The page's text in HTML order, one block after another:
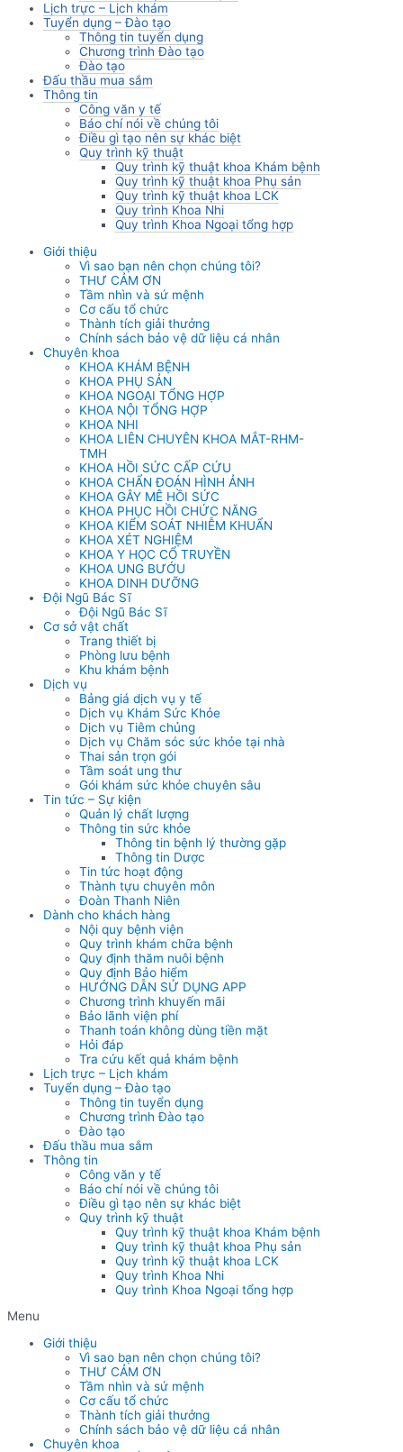
Lịch trực – Lịch khám
Tuyển dụng – Đào tạo
Thông tin tuyển dụng
Chương trình Đào tạo
Đào tạo
Đấu thầu mua sắm
Thông tin
Công văn y tế
Báo chí nói về chúng tôi
Điều gì tạo nên sự khác biệt
Quy trình kỹ thuật
Quy trình kỹ thuật khoa Khám bệnh
Quy trình kỹ thuật khoa Phụ sản
Quy trình kỹ thuật khoa LCK
Quy trình Khoa Nhi
Quy trình Khoa Ngoại tổng hợp
Giới thiệu
Vì sao bạn nên chọn chúng tôi?
THƯ CẢM ƠN
Tầm nhìn và sứ mệnh
Cơ cấu tổ chức
Thành tích giải thưởng
Chính sách bảo vệ dữ liệu cá nhân
Chuyên khoa
KHOA KHÁM BỆNH
KHOA PHỤ SẢN
KHOA NGOẠI TỔNG HỢP
KHOA NỘI TỔNG HỢP
KHOA NHI
KHOA LIÊN CHUYÊN KHOA MẮT-RHM-
TMH
KHOA HỒI SỨC CẤP CỨU
KHOA CHẨN ĐOÁN HÌNH ẢNH
KHOA GÂY MÊ HỒI SỨC
KHOA PHỤC HỒI CHỨC NĂNG
KHOA KIỂM SOÁT NHIỄM KHUẨN
KHOA XÉT NGHIỆM
KHOA Y HỌC CỔ TRUYỀN
KHOA UNG BƯỚU
KHOA DINH DƯỠNG
Đội Ngũ Bác Sĩ
Đội Ngũ Bác Sĩ
Cơ sở vật chất
Trang thiết bị
Phòng lưu bệnh
Khu khám bệnh
Dịch vụ
Bảng giá dịch vụ y tế
Dịch vụ Khám Sức Khỏe
Dịch vụ Tiêm chủng
Dịch vụ Chăm sóc sức khỏe tại nhà
Thai sản trọn gói
Tầm soát ung thư
Gói khám sức khỏe chuyên sâu
Tin tức – Sự kiện
Quản lý chất lượng
Thông tin sức khỏe
Thông tin bệnh lý thường gặp
Thông tin Dược
Tin tức hoạt động
Thành tựu chuyên môn
Đoàn Thanh Niên
Dành cho khách hàng
Nội quy bệnh viện
Quy trình khám chữa bệnh
Quy định thăm nuôi bệnh
Quy định Bảo hiểm
HƯỚNG DẪN SỬ DỤNG APP
Chương trình khuyến mãi
Bảo lãnh viện phí
Thanh toán không dùng tiền mặt
Hỏi đáp
Tra cứu kết quả khám bệnh
Lịch trực – Lịch khám
Tuyển dụng – Đào tạo
Thông tin tuyển dụng
Chương trình Đào tạo
Đào tạo
Đấu thầu mua sắm
Thông tin
Công văn y tế
Báo chí nói về chúng tôi
Điều gì tạo nên sự khác biệt
Quy trình kỹ thuật
Quy trình kỹ thuật khoa Khám bệnh
Quy trình kỹ thuật khoa Phụ sản
Quy trình kỹ thuật khoa LCK
Quy trình Khoa Nhi
Quy trình Khoa Ngoại tổng hợp
Menu
Giới thiệu
Vì sao bạn nên chọn chúng tôi?
THƯ CẢM ƠN
Tầm nhìn và sứ mệnh
Cơ cấu tổ chức
Thành tích giải thưởng
Chính sách bảo vệ dữ liệu cá nhân
Chuyên khoa